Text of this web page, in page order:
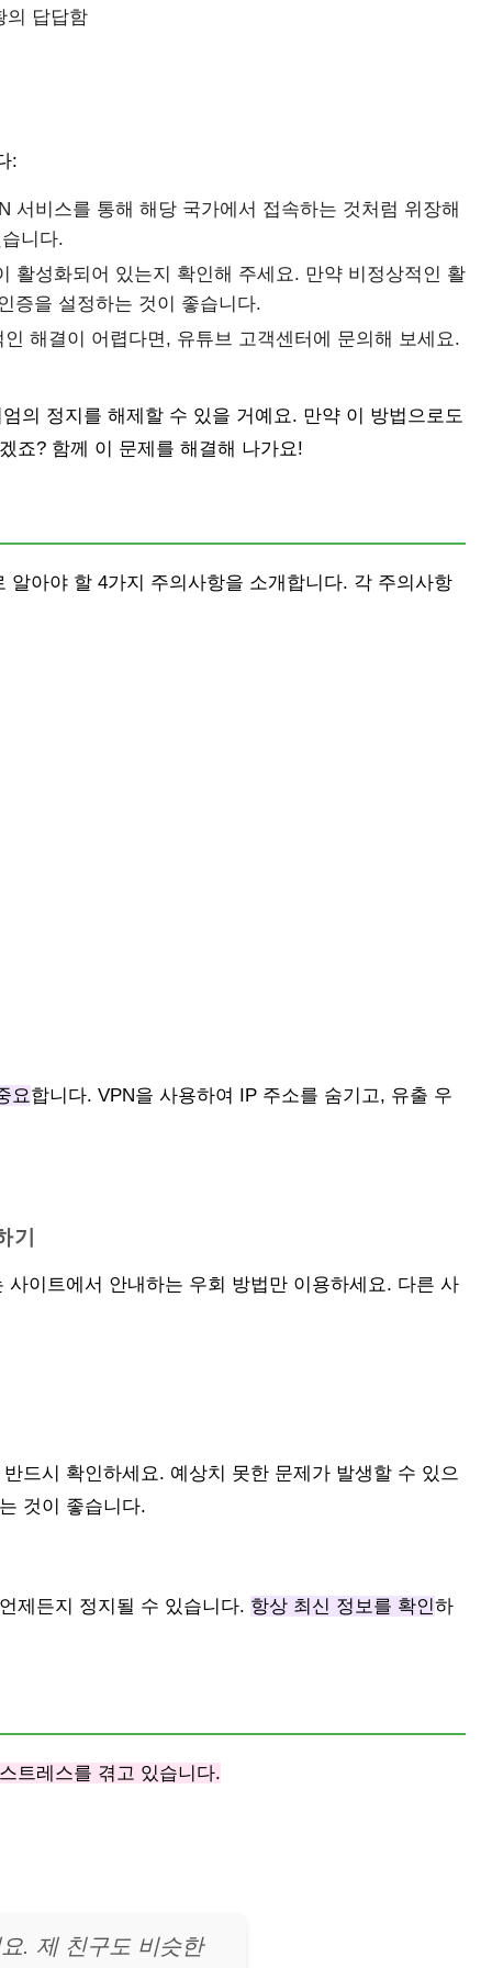
의 답답함
:
서비스를 통해 해당 국가에서 접속하는 것처럼 위장해
니다.
활성화되어 있는지 확인해 주세요. 만약 비정상적인 활
증을 설정하는 것이 좋습니다.
해결이 어렵다면, 유튜브 고객센터에 문의해 보세요.
의 정지를 해제할 수 있을 거예요. 만약 이 방법으로도
죠? 함께 이 문제를 해결해 나가요!
아야 할 4가지 주의사항을 소개합니다. 각 주의사항
요합니다. VPN을 사용하여 IP 주소를 숨기고, 유출 우
기
이트에서 안내하는 우회 방법만 이용하세요. 다른 사
드시 확인하세요. 예상치 못한 문제가 발생할 수 있으
것이 좋습니다.
제든지 정지될 수 있습니다. 항상 최신 정보를 확인하
트레스를 겪고 있습니다.
. 제 친구도 비슷한